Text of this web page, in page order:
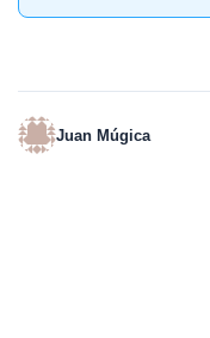
Juan Múgica